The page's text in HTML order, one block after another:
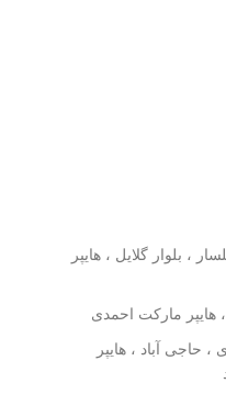
، بلوار گلایل ، هایپر
، حاجی آباد ، هایپر